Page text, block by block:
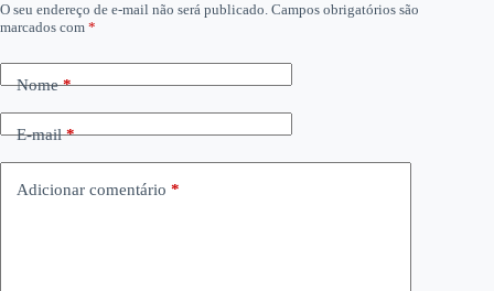
O seu endereço de e-mail não será publicado. Campos obrigatórios são
marcados com *
Nome*
E-mail*
Adicionar comentário *